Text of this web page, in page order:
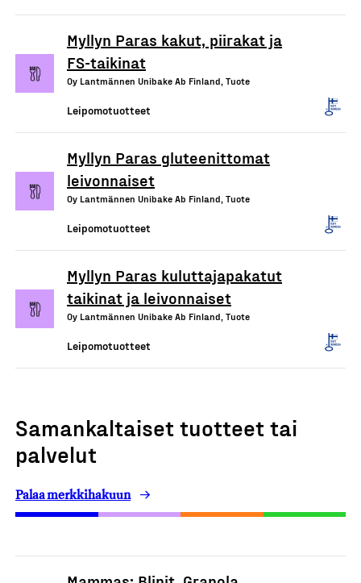
Myllyn Paras kakut, piirakat ja
FS-taikinat
Oy Lantmännen Unibake Ab Finland, Tuote
Leipomotuotteet
Myllyn Paras gluteenittomat
leivonnaiset
Oy Lantmännen Unibake Ab Finland, Tuote
Leipomotuotteet
Myllyn Paras kuluttajapakatut
taikinat ja leivonnaiset
Oy Lantmännen Unibake Ab Finland, Tuote
Leipomotuotteet
Samankaltaiset tuotteet tai
palvelut
Palaa merkkihakuun